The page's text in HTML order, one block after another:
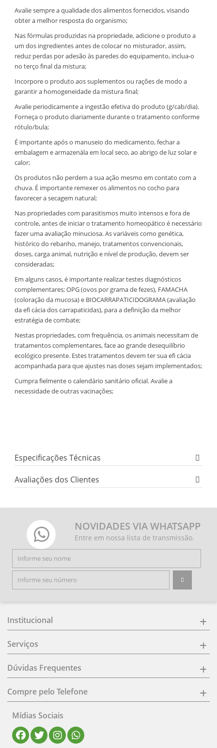
Avalie sempre a qualidade dos alimentos fornecidos, visando
obter a melhor resposta do organismo;
Nas fórmulas produzidas na propriedade, adicione o produto a
um dos ingredientes antes de colocar no misturador, assim,
reduz perdas por adesão às paredes do equipamento, inclua-o
no terço final da mistura;
Incorpore o produto aos suplementos ou rações de modo a
garantir a homogeneidade da mistura final;
Avalie periodicamente a ingestão efetiva do produto (g/cab/dia).
Forneça o produto diariamente durante o tratamento conforme
rótulo/bula;
É importante após o manuseio do medicamento, fechar a
embalagem e armazenála em local seco, ao abrigo de luz solar e
calor;
Os produtos não perdem a sua ação mesmo em contato com a
chuva. É importante remexer os alimentos no cocho para
favorecer a secagem natural;
Nas propriedades com parasitismos muito intensos e fora de
controle, antes de iniciar o tratamento homeopático é necessário
fazer uma avaliação minuciosa. As variáveis como genética,
histórico do rebanho, manejo, tratamentos convencionais,
doses, carga animal, nutrição e nível de produção, devem ser
consideradas;
Em alguns casos, é importante realizar testes diagnósticos
complementares; OPG (ovos por grama de fezes), FAMACHA
(coloração da mucosa) e BIOCARRAPATICIDOGRAMA (avaliação
da efi cácia dos carrapaticidas), para a definição da melhor
estratégia de combate;
Nestas propriedades, com frequência, os animais necessitam de
tratamentos complementares, face ao grande desequilíbrio
ecológico presente. Estes tratamentos devem ter sua efi cácia
acompanhada para que ajustes nas doses sejam implementados;
Cumpra fielmente o calendário sanitário oficial. Avalie a
necessidade de outras vacinações;
Especificações Técnicas
Avaliações dos Clientes
NOVIDADES VIA WHATSAPP
Entre em nossa lista de transmissão.
Institucional
Serviços
Dúvidas Frequentes
Compre pelo Telefone
Mídias Sociais